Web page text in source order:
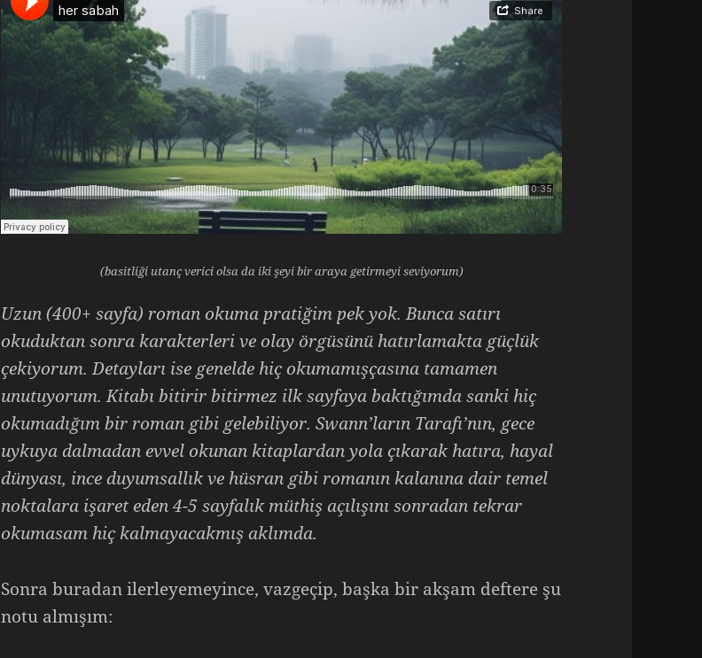
(basitliği utanç verici olsa da iki şeyi bir araya getirmeyi seviyorum)
Uzun (400+ sayfa) roman okuma pratiğim pek yok. Bunca satırı
okuduktan sonra karakterleri ve olay örgüsünü hatırlamakta güçlük
çekiyorum. Detayları ise genelde hiç okumamışçasına tamamen
unutuyorum. Kitabı bitirir bitirmez ilk sayfaya baktığımda sanki hiç
okumadığım bir roman gibi gelebiliyor. Swann’ların Tarafı’nın, gece
uykuya dalmadan evvel okunan kitaplardan yola çıkarak hatıra, hayal
dünyası, ince duyumsallık ve hüsran gibi romanın kalanına dair temel
noktalara işaret eden 4-5 sayfalık müthiş açılışını sonradan tekrar
okumasam hiç kalmayacakmış aklımda.
Sonra buradan ilerleyemeyince, vazgeçip, başka bir akşam deftere şu
notu almışım: